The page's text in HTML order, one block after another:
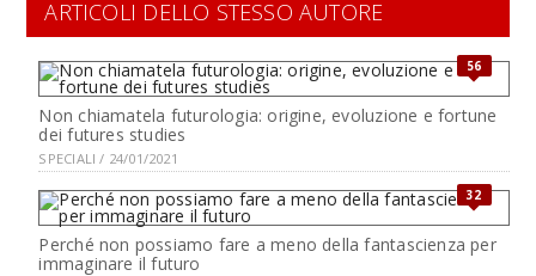
ARTICOLI DELLO STESSO AUTORE
56
Non chiamatela futurologia: origine, evoluzione e fortune
dei futures studies
SPECIALI / 24/01/2021
32
Perché non possiamo fare a meno della fantascienza per
immaginare il futuro